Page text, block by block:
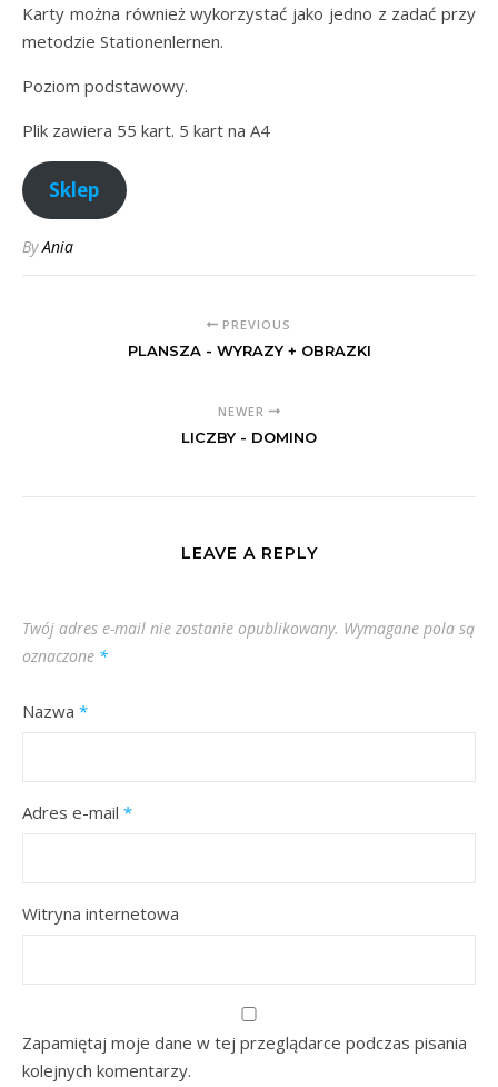
Karty można również wykorzystać jako jedno z zadać przy
metodzie Stationenlernen.
Poziom podstawowy.
Plik zawiera 55 kart. 5 kart na A4
Sklep
ByAnia
PREVIOUS
PLANSZA - WYRAZY + OBRAZKI
NEWER
LICZBY - DOMINO
LEAVE A REPLY
Twój adres e-mail nie zostanie opublikowany. Wymagane pola są
oznaczone *
Nazwa *
Adres e-mail *
Witryna internetowa
Zapamiętaj moje dane w tej przeglądarce podczas pisania
kolejnych komentarzy.